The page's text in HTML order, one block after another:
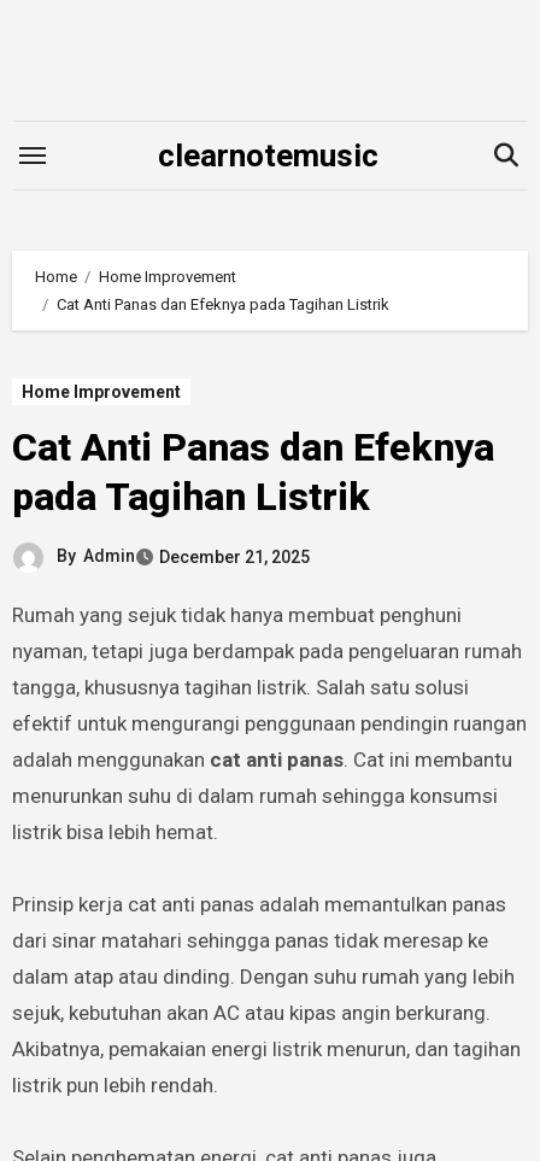
clearnotemusic
Home
Home Improvement
Cat Anti Panas dan Efeknya pada Tagihan Listrik
Home Improvement
Cat Anti Panas dan Efeknya
pada Tagihan Listrik
By Admin December 21, 2025
Rumah yang sejuk tidak hanya membuat penghuni
nyaman, tetapi juga berdampak pada pengeluaran rumah
tangga, khususnya tagihan listrik. Salah satu solusi
efektif untuk mengurangi penggunaan pendingin ruangan
adalah menggunakan cat anti panas. Cat ini membantu
menurunkan suhu di dalam rumah sehingga konsumsi
listrik bisa lebih hemat.
Prinsip kerja cat anti panas adalah memantulkan panas
dari sinar matahari sehingga panas tidak meresap ke
dalam atap atau dinding. Dengan suhu rumah yang lebih
sejuk, kebutuhan akan AC atau kipas angin berkurang.
Akibatnya, pemakaian energi listrik menurun, dan tagihan
listrik pun lebih rendah.